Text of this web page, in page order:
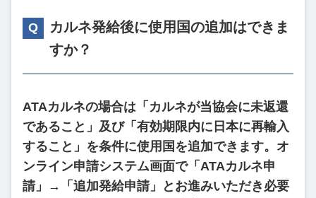
カルネ発給後に使用国の追加はできま
すか？
ATAカルネの場合は「カルネが当協会に未返還
であること」及び「有効期限内に日本に再輸入
すること」を条件に使用国を追加できます。オ
ンライン申請システム画面で「ATAカルネ申
請」→「追加発給申請」とお進みいただき必要